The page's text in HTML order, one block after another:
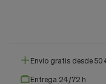
Envío gratis desde 50
Entrega 24/72 h